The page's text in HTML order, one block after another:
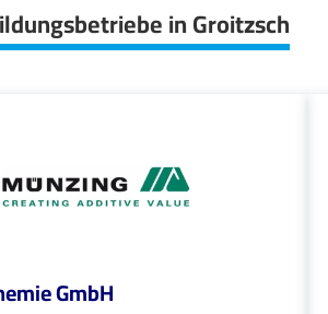
in Groitzsch
GmbH